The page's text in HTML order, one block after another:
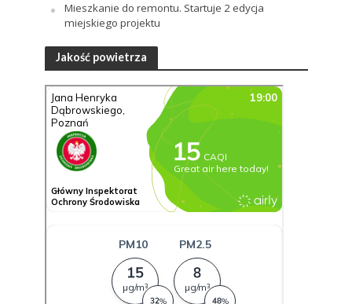
Mieszkanie do remontu. Startuje 2 edycja
miejskiego projektu
Jakość powietrza